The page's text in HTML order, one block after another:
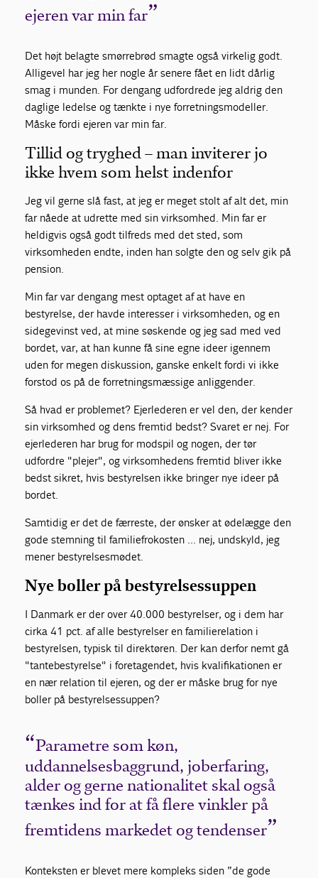
ejeren var min far
Det højt belagte smørrebrød smagte også virkelig godt.
Alligevel har jeg her nogle år senere fået en lidt dårlig
smag i munden. For dengang udfordrede jeg aldrig den
daglige ledelse og tænkte i nye forretningsmodeller.
Måske fordi ejeren var min far.
Tillid og tryghed – man inviterer jo
ikke hvem som helst indenfor
Jeg vil gerne slå fast, at jeg er meget stolt af alt det, min
far nåede at udrette med sin virksomhed. Min far er
heldigvis også godt tilfreds med det sted, som
virksomheden endte, inden han solgte den og selv gik på
pension.
Min far var dengang mest optaget af at have en
bestyrelse, der havde interesser i virksomheden, og en
sidegevinst ved, at mine søskende og jeg sad med ved
bordet, var, at han kunne få sine egne ideer igennem
uden for megen diskussion, ganske enkelt fordi vi ikke
forstod os på de forretningsmæssige anliggender.
Så hvad er problemet? Ejerlederen er vel den, der kender
sin virksomhed og dens fremtid bedst? Svaret er nej. For
ejerlederen har brug for modspil og nogen, der tør
udfordre "plejer", og virksomhedens fremtid bliver ikke
bedst sikret, hvis bestyrelsen ikke bringer nye ideer på
bordet.
Samtidig er det de færreste, der ønsker at ødelægge den
gode stemning til familiefrokosten … nej, undskyld, jeg
mener bestyrelsesmødet.
Nye boller på bestyrelsessuppen
I Danmark er der over 40.000 bestyrelser, og i dem har
cirka 41 pct. af alle bestyrelser en familierelation i
bestyrelsen, typisk til direktøren. Der kan derfor nemt gå
"tantebestyrelse" i foretagendet, hvis kvalifikationen er
en nær relation til ejeren, og der er måske brug for nye
boller på bestyrelsessuppen?
Parametre som køn,
uddannelsesbaggrund, joberfaring,
alder og gerne nationalitet skal også
tænkes ind for at få flere vinkler på
fremtidens markedet og tendenser
Konteksten er blevet mere kompleks siden ”de gode